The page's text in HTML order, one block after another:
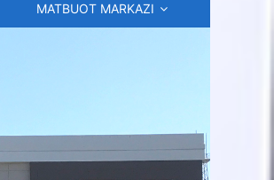
MATBUOT MARKAZI